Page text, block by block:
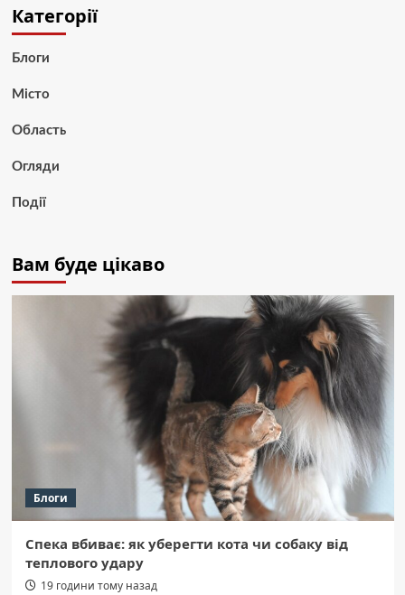
Категорії
Блоги
Місто
Область
Огляди
Події
Вам буде цікаво
Блоги
Спека вбиває: як уберегти кота чи собаку від
теплового удару
19 години тому назад